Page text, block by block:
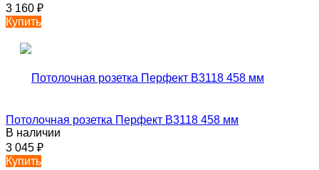
3 160 ₽
Купить
Потолочная розетка Перфект B3118 458 мм
В наличии
3 045 ₽
Купить